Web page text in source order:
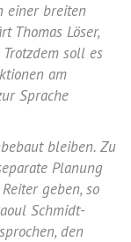
einer breiten
Thomas Löser,
soll es
am
Sprache
bleiben. Zu
Planung
geben, so
Schmidt-
den